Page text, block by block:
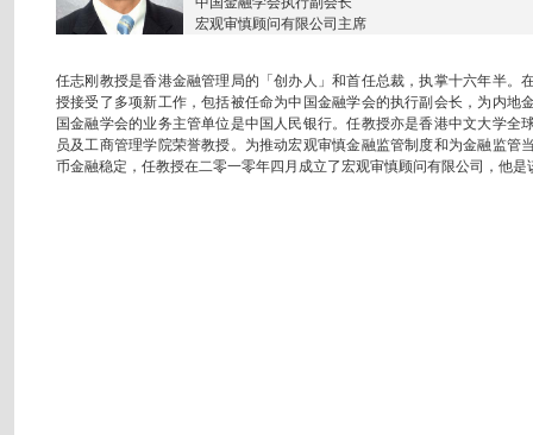
宏观审慎顾问有限公司主席
任志刚教授是香港金融管理局的「创办人」和首任总裁，执掌十六年半。
授接受了多项新工作，包括被任命为中国金融学会的执行副会长，为内地
国金融学会的业务主管单位是中国人民银行。任教授亦是香港中文大学全
员及工商管理学院荣誉教授。为推动宏观审慎金融监管制度和为金融监管
币金融稳定，任教授在二零一零年四月成立了宏观审慎顾问有限公司，他是